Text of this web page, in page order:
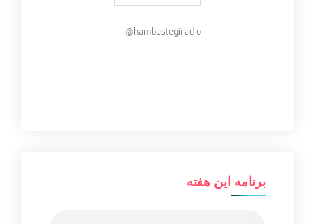
hambastegiradio@
برنامه این هفته